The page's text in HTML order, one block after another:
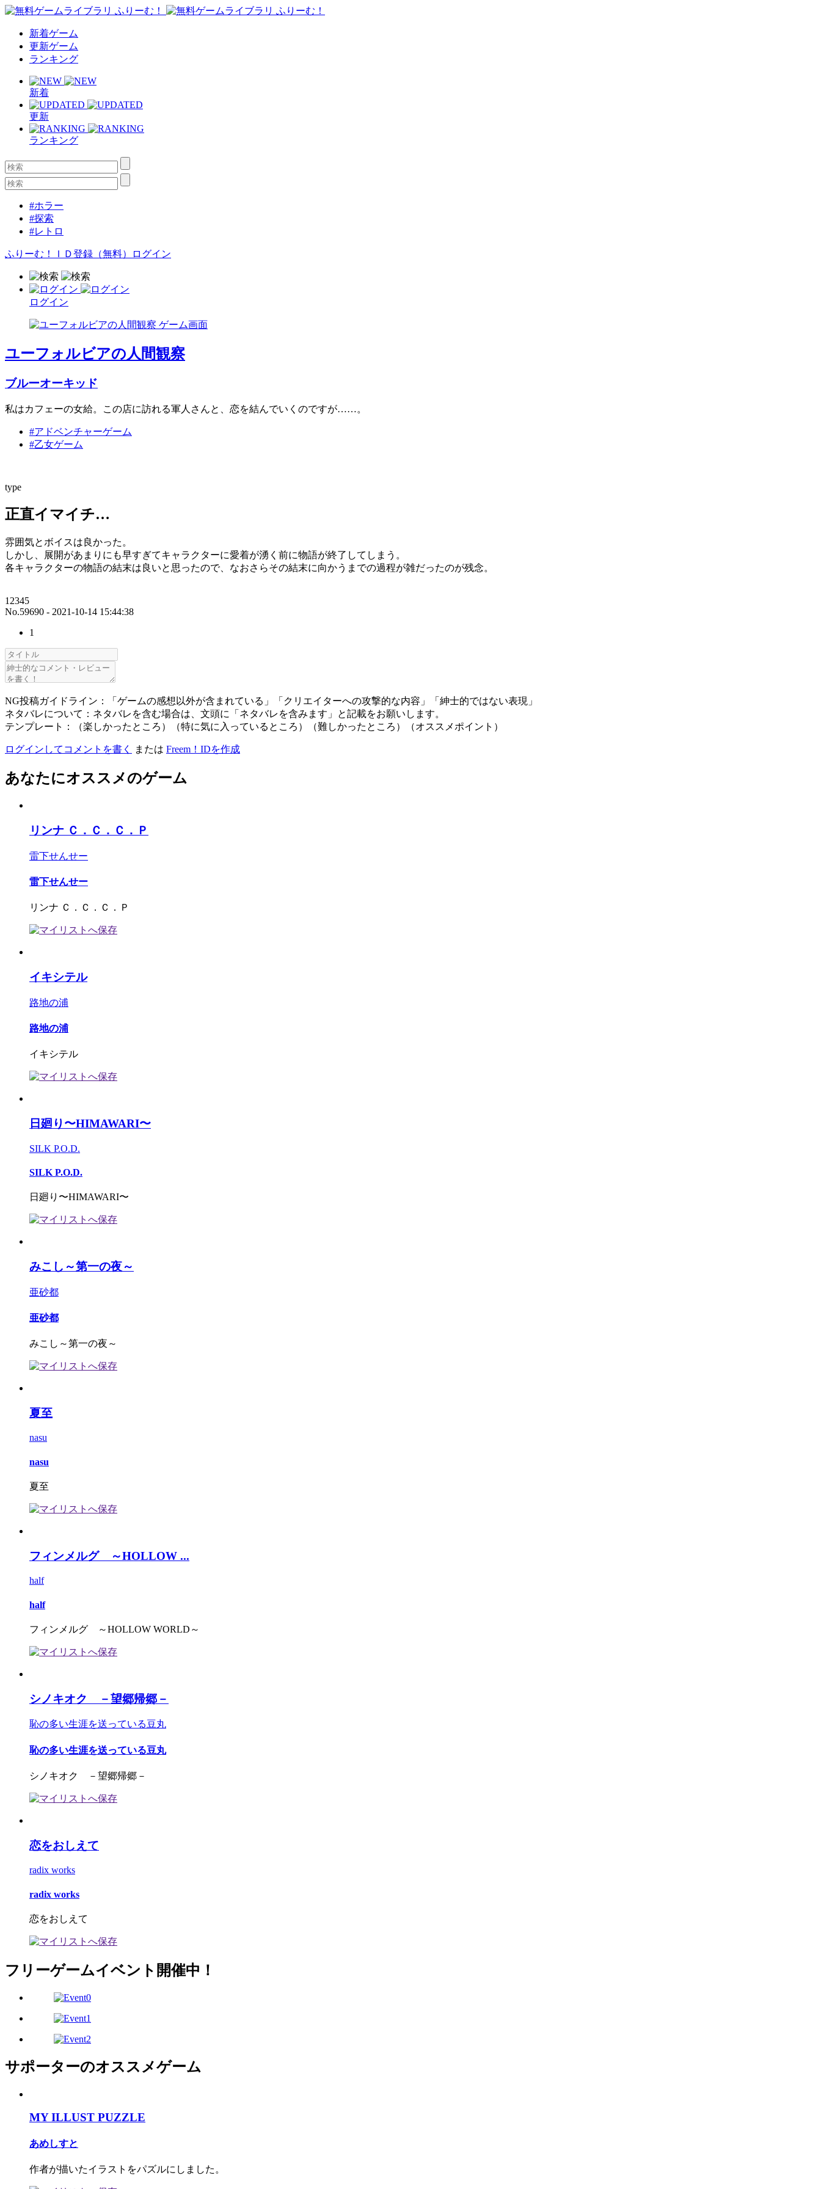
新着ゲーム
更新ゲーム
ランキング
新着
更新
ランキング
#ホラー
#探索
#レトロ
ふりーむ！ＩＤ登録（無料） ログイン
ログイン
ユーフォルビアの人間観察
ブルーオーキッド
私はカフェーの女給。この店に訪れる軍人さんと、恋を結んでいくのですが……。
#アドベンチャーゲーム
#乙女ゲーム
type
正直イマイチ…
雰囲気とボイスは良かった。
しかし、展開があまりにも早すぎてキャラクターに愛着が湧く前に物語が終了してしまう。
各キャラクターの物語の結末は良いと思ったので、なおさらその結末に向かうまでの過程が雑だったのが残念。
12345
No.59690 - 2021-10-14 15:44:38
1
NG投稿ガイドライン：「ゲームの感想以外が含まれている」「クリエイターへの攻撃的な内容」「紳士的ではない表現」
ネタバレについて：ネタバレを含む場合は、文頭に「ネタバレを含みます」と記載をお願いします。
テンプレート：（楽しかったところ）（特に気に入っているところ）（難しかったところ）（オススメポイント）
ログインしてコメントを書く または Freem！IDを作成
あなたにオススメのゲーム
リンナ Ｃ．Ｃ．Ｃ．Ｐ
雷下せんせー
雷下せんせー
リンナ Ｃ．Ｃ．Ｃ．Ｐ
イキシテル
路地の浦
路地の浦
イキシテル
日廻り〜HIMAWARI〜
SILK P.O.D.
SILK P.O.D.
日廻り〜HIMAWARI〜
みこし～第一の夜～
亜砂都
亜砂都
みこし～第一の夜～
夏至
nasu
nasu
夏至
フィンメルグ ～HOLLOW ...
half
half
フィンメルグ ～HOLLOW WORLD～
シノキオク －望郷帰郷－
恥の多い生涯を送っている豆丸
恥の多い生涯を送っている豆丸
シノキオク －望郷帰郷－
恋をおしえて
radix works
radix works
恋をおしえて
フリーゲームイベント開催中！
サポーターのオススメゲーム
MY ILLUST PUZZLE
あめしすと
作者が描いたイラストをパズルにしました。